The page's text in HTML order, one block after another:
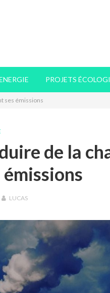
PROJETS
ses émissions
de la
LUCAS